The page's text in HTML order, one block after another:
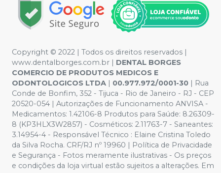
Copyright © 2022 | Todos os direitos reservados |
www.dentalborges.com.br | DENTAL BORGES
COMERCIO DE PRODUTOS MEDICOS E
ODONTOLOGICOS LTDA | 00.977.972/0001-30 | Rua
Conde de Bonfim, 352 - Tijuca - Rio de Janeiro - RJ - CEP
20520-054 | Autorizações de Funcionamento ANVISA -
Medicamentos: 1.42106-8 Produtos para Saúde: 8.26309-
8 (KP3HLX3W2857) - Cosméticos: 2.11763-7 - Saneantes:
3.14954-4 - Responsável Técnico : Elaine Cristina Toledo
da Silva Rocha. CRF/RJ nº 19960 | Política de Privacidade
e Segurança - Fotos meramente ilustrativas - Os preços
e condições da loja virtual estão sujeitos a alterações. Em